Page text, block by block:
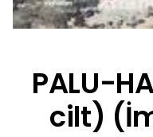
PALU-
cilt)